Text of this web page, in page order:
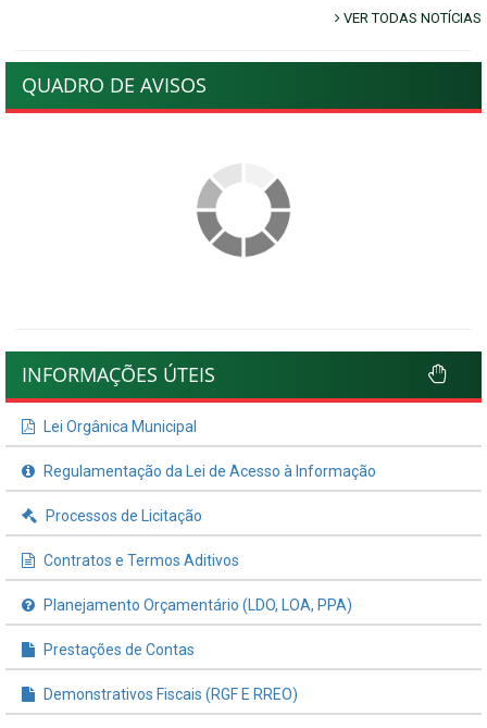
VER TODAS NOTÍCIAS
QUADRO DE AVISOS
INFORMAÇÕES ÚTEIS
Lei Orgânica Municipal
Regulamentação da Lei de Acesso à Informação
Processos de Licitação
Contratos e Termos Aditivos
Planejamento Orçamentário (LDO, LOA, PPA)
Prestações de Contas
Demonstrativos Fiscais (RGF E RREO)